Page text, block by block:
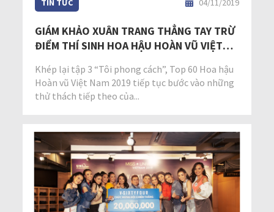
TIN TỨC 04/11/2019
GIÁM KHẢO XUÂN TRANG THẲNG TAY TRỪ
ĐIỂM THÍ SINH HOA HẬU HOÀN VŨ VIỆT
Khép lại tập 3 “Tôi phong cách”, Top 60 Hoa hậu
Hoàn vũ Việt Nam 2019 tiếp tục bước vào những
thử thách tiếp theo của...